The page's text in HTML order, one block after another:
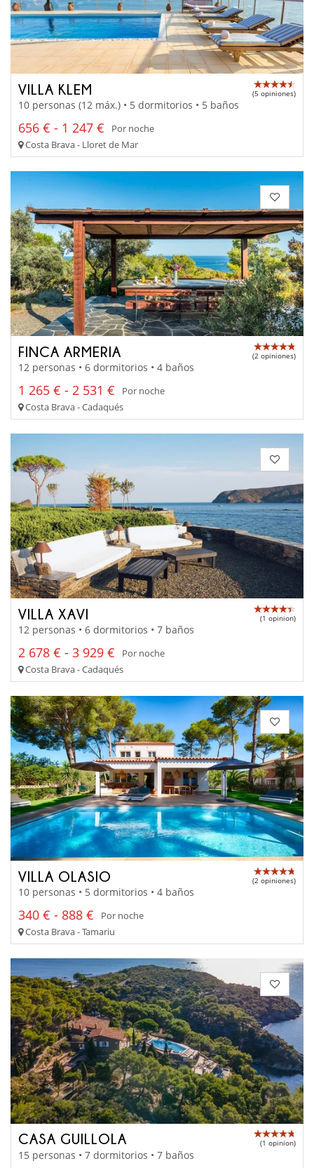
VILLA KLEM (5 opiniones)
10 personas (12 máx.) • 5 dormitorios • 5 baños
656 € - 1 247 €
Por noche
Costa Brava - Lloret de Mar
FINCA ARMERIA (2 opiniones)
12 personas • 6 dormitorios • 4 baños
1 265 € - 2 531 €
Por noche
Costa Brava - Cadaqués
VILLA XAVI (1 opinion)
12 personas • 6 dormitorios • 7 baños
2 678 € - 3 929 €
Por noche
Costa Brava - Cadaqués
VILLA OLASIO (2 opiniones)
10 personas • 5 dormitorios • 4 baños
340 € - 888 €
Por noche
Costa Brava - Tamariu
CASA GUILLOLA (1 opinion)
15 personas • 7 dormitorios • 7 baños